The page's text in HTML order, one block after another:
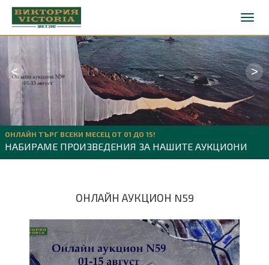
< >
ОНЛАЙН ТЪРГ ВСЕКИ МЕСЕЦ ОТ 01 ДО 15!
НАБИРАМЕ ПРОИЗВЕДЕНИЯ ЗА НАШИТЕ АУКЦИОНИ
ОНЛАЙН АУКЦИОН N59